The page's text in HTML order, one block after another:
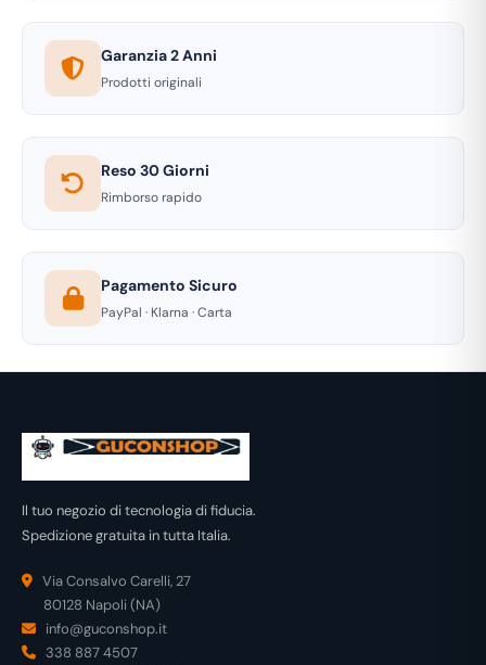
Garanzia 2 Anni
Prodotti originali
Reso 30 Giorni
Rimborso rapido
Pagamento Sicuro
PayPal · Klarna · Carta
Il tuo negozio di tecnologia di fiducia.
Spedizione gratuita in tutta Italia.
Via Consalvo Carelli, 27
80128 Napoli (NA)
info@guconshop.it
338 887 4507